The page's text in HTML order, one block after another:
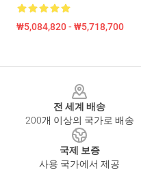
₩5,084,820 - ₩5,718,700
전 세계 배송
200개 이상의 국가로 배송
국제 보증
사용 국가에서 제공